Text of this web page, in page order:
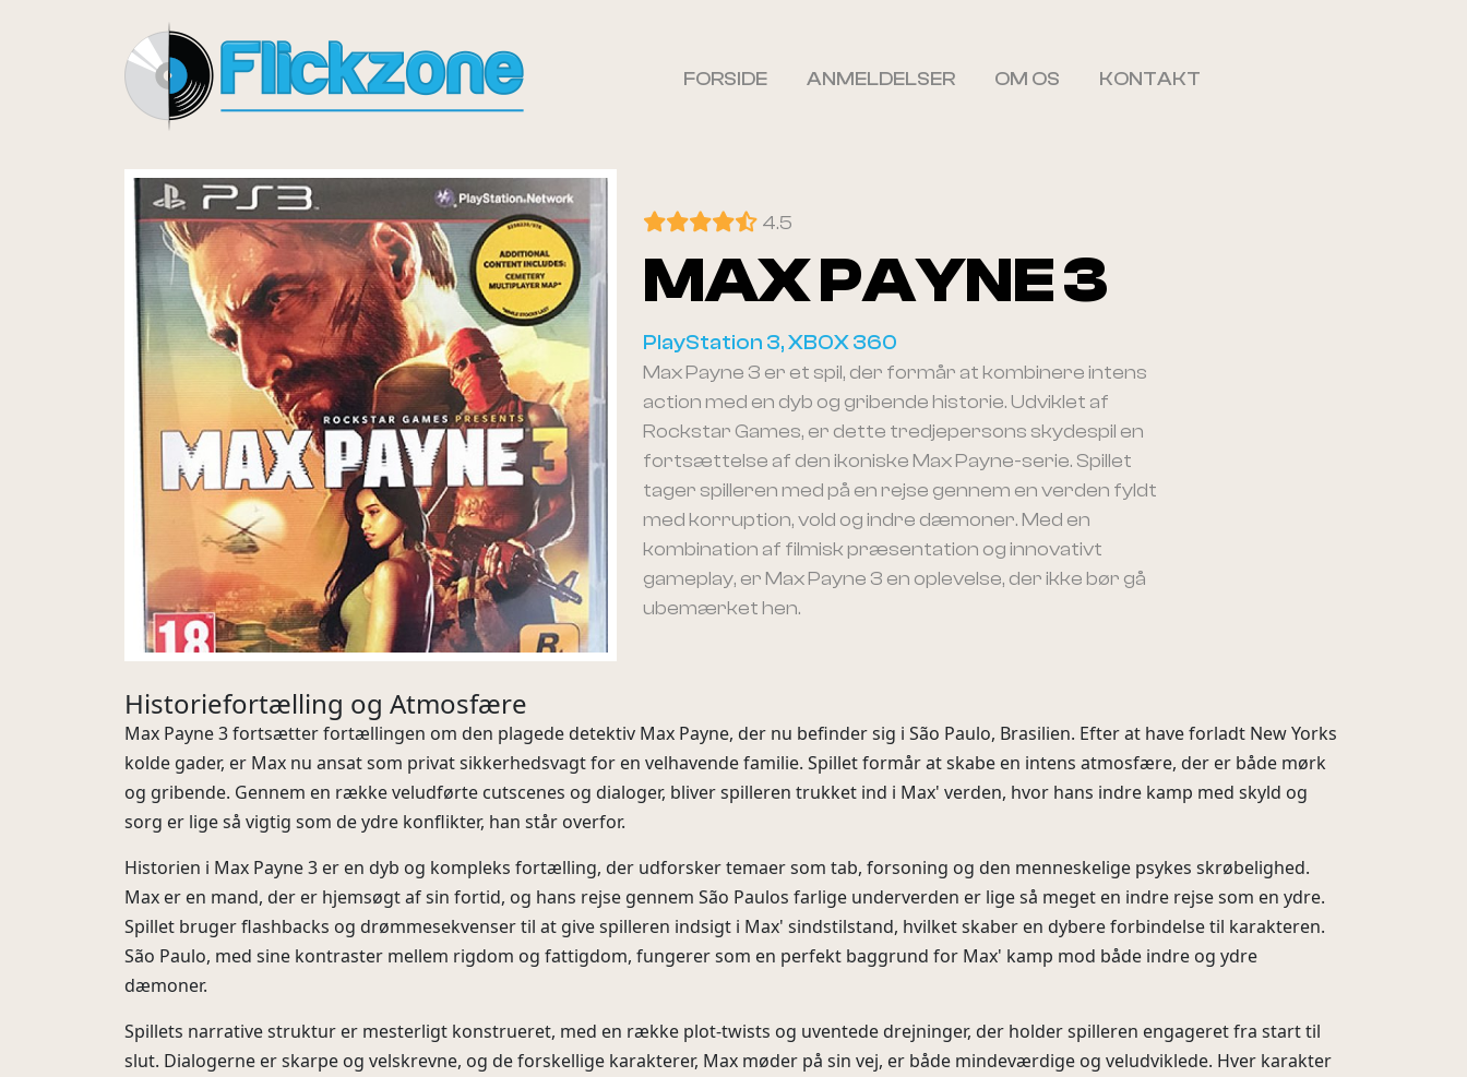
FORSIDE ANMELDELSER OM OS KONTAKT
4.5
MAX PAYNE 3
PlayStation 3, XBOX 360
Max Payne 3 er et spil, der formår at kombinere intens
action med en dyb og gribende historie. Udviklet af
Rockstar Games, er dette tredjepersons skydespil en
fortsættelse af den ikoniske Max Payne-serie. Spillet
tager spilleren med på en rejse gennem en verden fyldt
med korruption, vold og indre dæmoner. Med en
kombination af filmisk præsentation og innovativt
gameplay, er Max Payne 3 en oplevelse, der ikke bør gå
ubemærket hen.
Historiefortælling og Atmosfære
Max Payne 3 fortsætter fortællingen om den plagede detektiv Max Payne, der nu befinder sig i São Paulo, Brasilien. Efter at have forladt New Yorks
kolde gader, er Max nu ansat som privat sikkerhedsvagt for en velhavende familie. Spillet formår at skabe en intens atmosfære, der er både mørk
og gribende. Gennem en række veludførte cutscenes og dialoger, bliver spilleren trukket ind i Max' verden, hvor hans indre kamp med skyld og
sorg er lige så vigtig som de ydre konflikter, han står overfor.
Historien i Max Payne 3 er en dyb og kompleks fortælling, der udforsker temaer som tab, forsoning og den menneskelige psykes skrøbelighed.
Max er en mand, der er hjemsøgt af sin fortid, og hans rejse gennem São Paulos farlige underverden er lige så meget en indre rejse som en ydre.
Spillet bruger flashbacks og drømmesekvenser til at give spilleren indsigt i Max' sindstilstand, hvilket skaber en dybere forbindelse til karakteren.
São Paulo, med sine kontraster mellem rigdom og fattigdom, fungerer som en perfekt baggrund for Max' kamp mod både indre og ydre
dæmoner.
Spillets narrative struktur er mesterligt konstrueret, med en række plot-twists og uventede drejninger, der holder spilleren engageret fra start til
slut. Dialogerne er skarpe og velskrevne, og de forskellige karakterer, Max møder på sin vej, er både mindeværdige og veludviklede. Hver karakter